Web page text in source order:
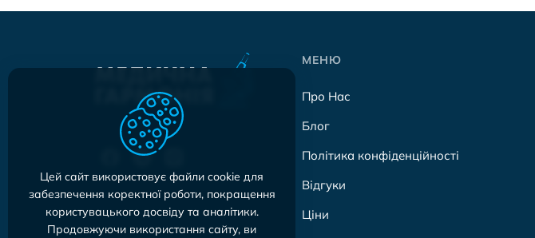
МЕНЮ
Про Нас
Блог
Політика конфіденційності
Відгуки
Ціни
Цей сайт використовує файли cookie для
забезпечення коректної роботи, покращення
користувацького досвіду та аналітики.
Продовжуючи використання сайту, ви